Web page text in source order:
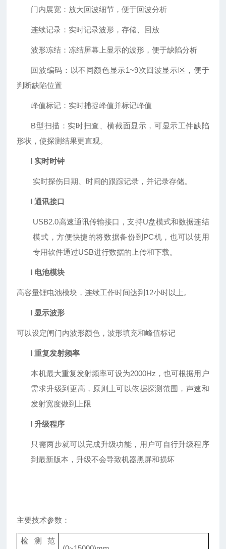
门内展宽：放大回波细节，便于回波分析
连续记录：实时记录波形，存储、回放
波形冻结：冻结屏幕上显示的波形，便于缺陷分析
回波编码：以不同颜色显示1~9次回波显示区，便于
判断缺陷位置
峰值标记：实时捕捉峰值并标记峰值
B型扫描：实时扫查、横截面显示，可显示工件缺陷
形状，使探测结果更直观。
l实时时钟
实时探伤日期、时间的跟踪记录，并记录存储。
l通讯接口
USB2.0高速通讯传输接口，支持U盘模式和数据连结
模式，方便快捷的将数据备份到 PC机，也可以使用
专用软件通过USB进行数据的上传和下载。
l 电池模块
高容量锂电池模块，连续工作时间达到 12小时以上。
l 显示波形
可以设定闸门内波形颜色，波形填充和峰值标记
l重复发射频率
本机最大重复发射频率可设为2000Hz ，也可根据用户
需求升级到更高，原则上可以依据探测范围，声速和
发射宽度做到上限
l 升级程序
只需两步就可以完成升级功能，用户可自行升级程序
到最新版本，升级不会导致机器黑屏和损坏
主要技术参数：
检测范